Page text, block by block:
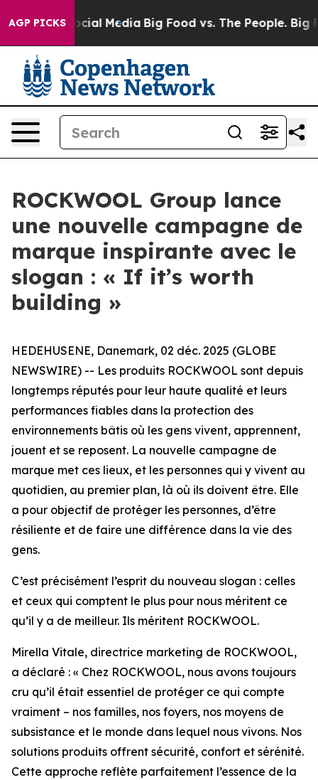
AGP PICKS
on Social Media Big Food vs. The People. Big
ROCKWOOL Group lance
une nouvelle campagne de
marque inspirante avec le
slogan : « If it’s worth
building »
HEDEHUSENE, Danemark, 02 déc. 2025 (GLOBE
NEWSWIRE) -- Les produits ROCKWOOL sont depuis
longtemps réputés pour leur haute qualité et leurs
performances fiables dans la protection des
environnements bâtis où les gens vivent, apprennent,
jouent et se reposent. La nouvelle campagne de
marque met ces lieux, et les personnes qui y vivent au
quotidien, au premier plan, là où ils doivent être. Elle
a pour objectif de protéger les personnes, d’être
résiliente et de faire une différence dans la vie des
gens.
C’est précisément l’esprit du nouveau slogan : celles
et ceux qui comptent le plus pour nous méritent ce
qu’il y a de meilleur. Ils méritent ROCKWOOL.
Mirella Vitale, directrice marketing de ROCKWOOL,
a déclaré : « Chez ROCKWOOL, nous avons toujours
cru qu’il était essentiel de protéger ce qui compte
vraiment – nos familles, nos foyers, nos moyens de
subsistance et le monde dans lequel nous vivons. Nos
solutions produits offrent sécurité, confort et sérénité.
Cette approche reflète parfaitement l’essence de la